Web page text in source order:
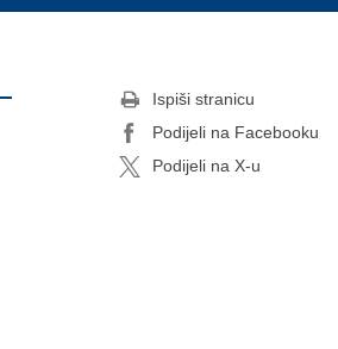
Ispiši stranicu
Podijeli na Facebooku
Podijeli na X-u